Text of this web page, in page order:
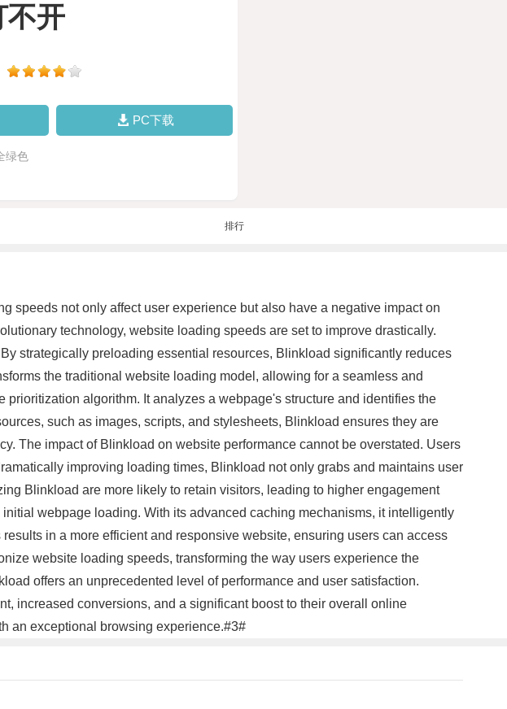
开
PC下载
绿色
排行
speeds not only affect user experience but also have a negative impact on
technology, website loading speeds are set to improve drastically.
strategically preloading essential resources, Blinkload significantly reduces
the traditional website loading model, allowing for a seamless and
algorithm. It analyzes a webpage's structure and identifies the
such as images, scripts, and stylesheets, Blinkload ensures they are
The impact of Blinkload on website performance cannot be overstated. Users
improving loading times, Blinkload not only grabs and maintains user
Blinkload are more likely to retain visitors, leading to higher engagement
webpage loading. With its advanced caching mechanisms, it intelligently
in a more efficient and responsive website, ensuring users can access
website loading speeds, transforming the way users experience the
offers an unprecedented level of performance and user satisfaction.
increased conversions, and a significant boost to their overall online
an exceptional browsing experience.#3#